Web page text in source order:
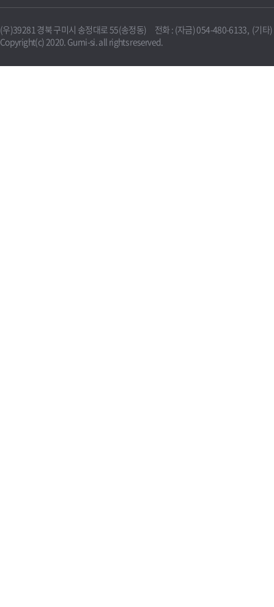
(우)39281 경북 구미시 송정대로 55(송정동) 전화 : (자금) 054-480-6133, (기타
Copyright(c) 2020. Gumi-si. all rights reserved.